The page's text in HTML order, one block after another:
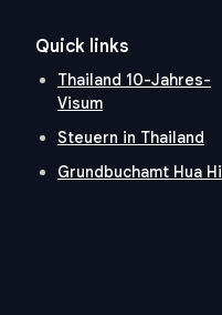
Quick links
Thailand 10-Jahres-
Visum
Steuern in Thailand
Grundbuchamt Hua